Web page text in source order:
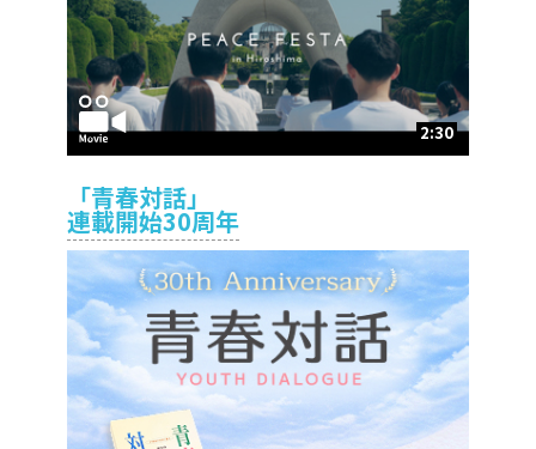
2:30
「青春対話」
連載開始30周年